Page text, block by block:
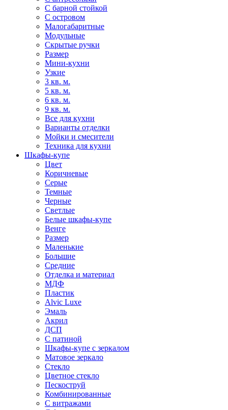
С барной стойкой
С островом
Малогабаритные
Модульные
Скрытые ручки
Размер
Мини-кухни
Узкие
3 кв. м.
5 кв. м.
6 кв. м.
9 кв. м.
Все для кухни
Варианты отделки
Мойки и смесители
Техника для кухни
Шкафы-купе
Цвет
Коричневые
Серые
Темные
Черные
Светлые
Белые шкафы-купе
Венге
Размер
Маленькие
Большие
Средние
Отделка и материал
МДФ
Пластик
Alvic Luxe
Эмаль
Акрил
ДСП
С патиной
Шкафы-купе с зеркалом
Матовое зеркало
Стекло
Цветное стекло
Пескоструй
Комбинированные
С витражами